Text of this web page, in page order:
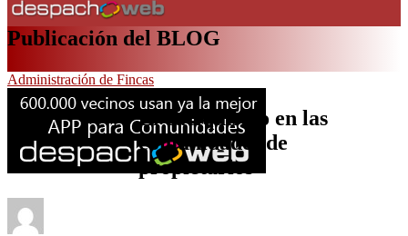
Publicación del BLOG
Administración de Fincas
El caciquismo en las
comunidades de
propietarios